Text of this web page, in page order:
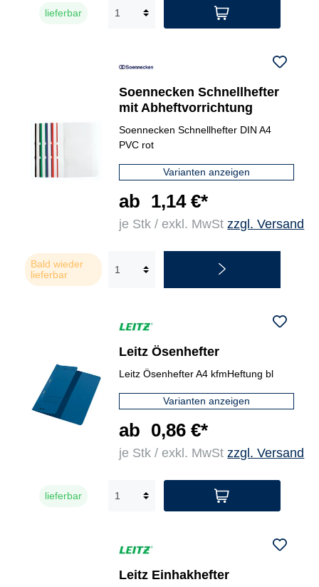
lieferbar
Soennecken Schnellhefter
mit Abheftvorrichtung
Soennecken Schnellhefter DIN A4
PVC rot
Varianten anzeigen
ab 1,14 €*
je Stk / exkl. MwStzzgl. Versand
Bald wieder
lieferbar
Leitz Ösenhefter
Leitz Ösenhefter A4 kfmHeftung bl
Varianten anzeigen
ab 0,86 €*
je Stk / exkl. MwStzzgl. Versand
lieferbar
Leitz Einhakhefter